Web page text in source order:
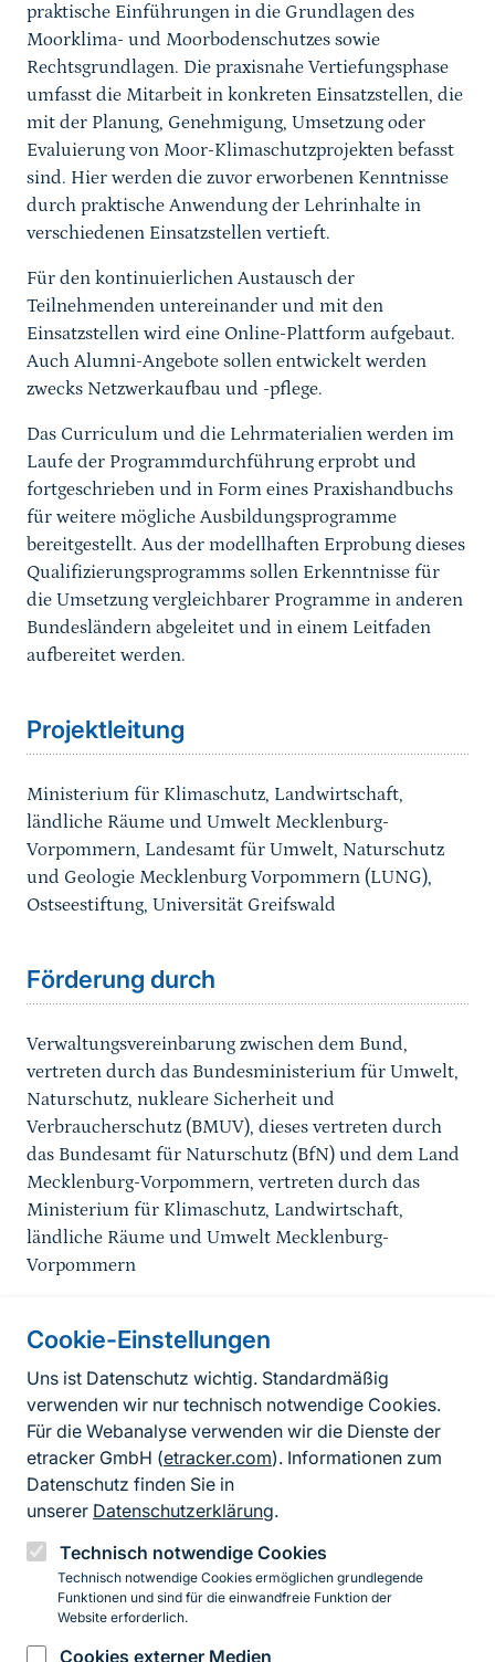
Cookie-Einstellungen
Uns ist Datenschutz wichtig. Standardmäßig
verwenden wir nur technisch notwendige Cookies.
Für die Webanalyse verwenden wir die Dienste der
etracker GmbH (etracker.com). Informationen zum
Datenschutz finden Sie in
unserer Datenschutzerklärung.
Technisch notwendige Cookies
Technisch notwendige Cookies ermöglichen grundlegende
Funktionen und sind für die einwandfreie Funktion der
Website erforderlich.
Cookies externer Medien
praktische Einführungen in die Grundlagen des
Moorklima- und Moorbodenschutzes sowie
Rechtsgrundlagen. Die praxisnahe Vertiefungsphase
umfasst die Mitarbeit in konkreten Einsatzstellen, die
mit der Planung, Genehmigung, Umsetzung oder
Evaluierung von Moor-Klimaschutzprojekten befasst
sind. Hier werden die zuvor erworbenen Kenntnisse
durch praktische Anwendung der Lehrinhalte in
verschiedenen Einsatzstellen vertieft.
Für den kontinuierlichen Austausch der
Teilnehmenden untereinander und mit den
Einsatzstellen wird eine Online-Plattform aufgebaut.
Auch Alumni-Angebote sollen entwickelt werden
zwecks Netzwerkaufbau und -pflege.
Das Curriculum und die Lehrmaterialien werden im
Laufe der Programmdurchführung erprobt und
fortgeschrieben und in Form eines Praxishandbuchs
für weitere mögliche Ausbildungsprogramme
bereitgestellt. Aus der modellhaften Erprobung dieses
Qualifizierungsprogramms sollen Erkenntnisse für
die Umsetzung vergleichbarer Programme in anderen
Bundesländern abgeleitet und in einem Leitfaden
aufbereitet werden.
Sprungmarke
Projektleitung
Ministerium für Klimaschutz, Landwirtschaft,
ländliche Räume und Umwelt Mecklenburg-
Vorpommern, Landesamt für Umwelt, Naturschutz
und Geologie Mecklenburg Vorpommern (LUNG),
Ostseestiftung, Universität Greifswald
Förderung durch
Verwaltungsvereinbarung zwischen dem Bund,
vertreten durch das Bundesministerium für Umwelt,
Naturschutz, nukleare Sicherheit und
Verbraucherschutz (BMUV), dieses vertreten durch
das Bundesamt für Naturschutz (BfN) und dem Land
Mecklenburg-Vorpommern, vertreten durch das
Ministerium für Klimaschutz, Landwirtschaft,
ländliche Räume und Umwelt Mecklenburg-
Vorpommern
Informationen zur Seite
FußzeileKontakt zum BfN
Kontaktformular
Erklärung zur Barrierefreiheit
Impressum
Datenschutz